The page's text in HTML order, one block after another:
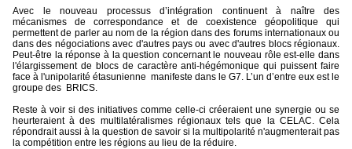
Avec le nouveau processus d’intégration continuent à naître des
mécanismes de correspondance et de coexistence géopolitique qui
permettent de parler au nom de la région dans des forums internationaux ou
dans des négociations avec d'autres pays ou avec d'autres blocs régionaux.
Peut-être la réponse à la question concernant le nouveau rôle est-elle dans
l'élargissement de blocs de caractère anti-hégémonique qui puissent faire
face à l'unipolarité étasunienne manifeste dans le G7. L’un d’entre eux est le
groupe des BRICS.
Reste à voir si des initiatives comme celle-ci créeraient une synergie ou se
heurteraient à des multilatéralismes régionaux tels que la CELAC. Cela
répondrait aussi à la question de savoir si la multipolarité n'augmenterait pas
la compétition entre les régions au lieu de la réduire.